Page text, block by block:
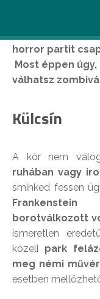
Október 29-én a
horror partit
Most éppen
válhatsz
Külcsín
A kór nem
ruhában vagy
sminked fessen
borotválkozott
ismeretlen
közeli park
meg némi
esetben